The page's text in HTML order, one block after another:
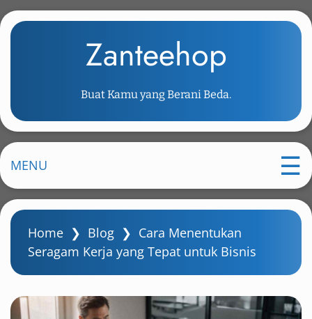
k
m
i
n
o
Zanteehop
Buat Kamu yang Berani Beda.
MENU
Home ❯ Blog ❯ Cara Menentukan
Seragam Kerja yang Tepat untuk Bisnis